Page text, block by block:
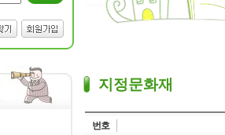
지정문화재
번호